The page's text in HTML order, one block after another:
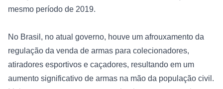
mesmo período de 2019.
No Brasil, no atual governo, houve um afrouxamento da
regulação da venda de armas para colecionadores,
atiradores esportivos e caçadores, resultando em um
aumento significativo de armas na mão da população civil.